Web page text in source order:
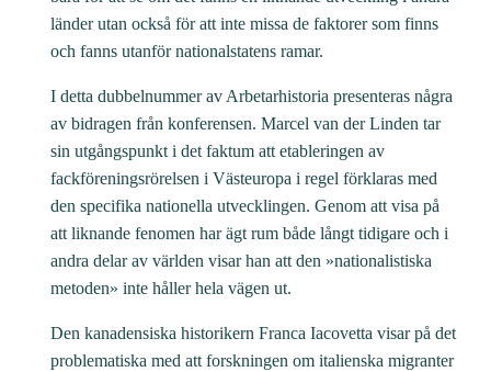
länder utan också för att inte missa de faktorer som finns
och fanns utanför nationalstatens ramar.
I detta dubbelnummer av Arbetarhistoria presenteras några
av bidragen från konferensen. Marcel van der Linden tar
sin utgångspunkt i det faktum att etableringen av
fackföreningsrörelsen i Västeuropa i regel förklaras med
den specifika nationella utvecklingen. Genom att visa på
att liknande fenomen har ägt rum både långt tidigare och i
andra delar av världen visar han att den »nationalistiska
metoden» inte håller hela vägen ut.
Den kanadensiska historikern Franca Iacovetta visar på det
problematiska med att forskningen om italienska migranter